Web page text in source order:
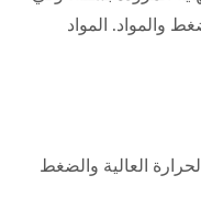
والمواد. المواد
العالية والضغط